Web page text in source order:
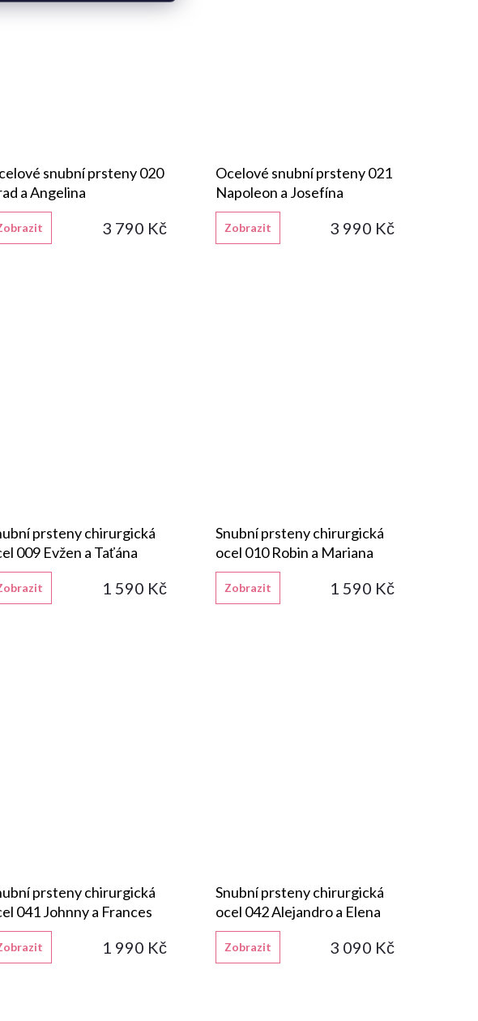
snubní prsteny 020
a Angelina
3 790 Kč
Ocelové snubní prsteny 021
Napoleon a Josefína
3 990 Kč
Zobrazit
prsteny chirurgická
009 Evžen a Taťána
1 590 Kč
Snubní prsteny chirurgická
ocel 010 Robin a Mariana
1 590 Kč
Zobrazit
prsteny chirurgická
041 Johnny a Frances
1 990 Kč
Snubní prsteny chirurgická
ocel 042 Alejandro a Elena
3 090 Kč
Zobrazit